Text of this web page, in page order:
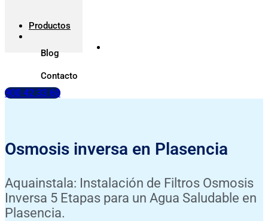
Productos
Blog
Contacto
900 42 33 60
Osmosis inversa en Plasencia
Aquainstala: Instalación de Filtros Osmosis
Inversa 5 Etapas para un Agua Saludable en
Plasencia.